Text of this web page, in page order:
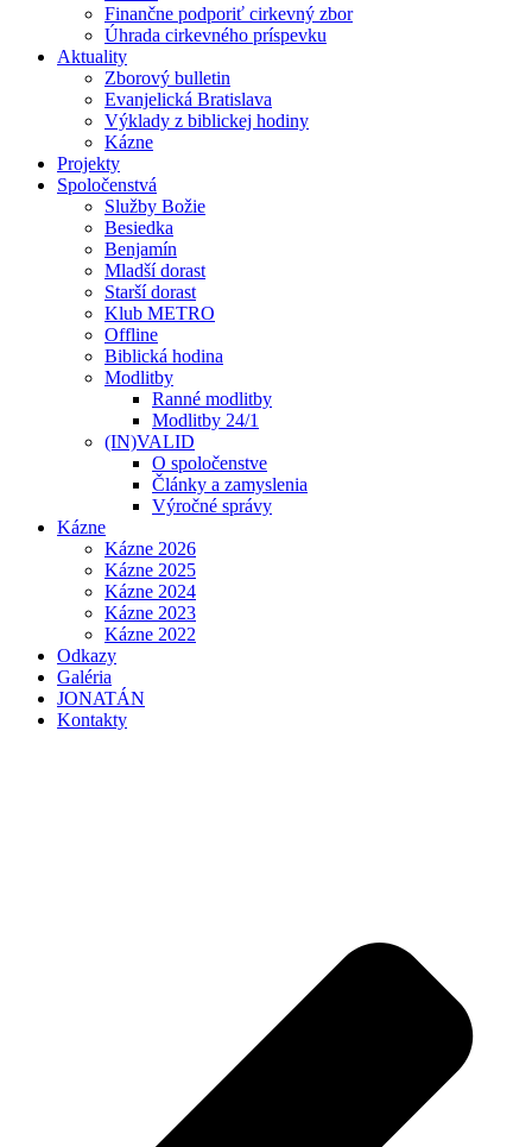
Finančne podporiť cirkevný zbor
Úhrada cirkevného príspevku
Aktuality
Zborový bulletin
Evanjelická Bratislava
Výklady z biblickej hodiny
Kázne
Projekty
Spoločenstvá
Služby Božie
Besiedka
Benjamín
Mladší dorast
Starší dorast
Klub METRO
Offline
Biblická hodina
Modlitby
Ranné modlitby
Modlitby 24/1
(IN)VALID
O spoločenstve
Články a zamyslenia
Výročné správy
Kázne
Kázne 2026
Kázne 2025
Kázne 2024
Kázne 2023
Kázne 2022
Odkazy
Galéria
JONATÁN
Kontakty